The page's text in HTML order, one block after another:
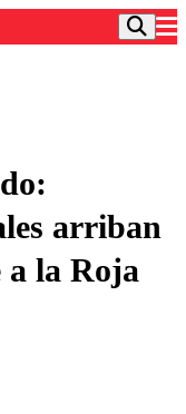
arriban
a la Roja